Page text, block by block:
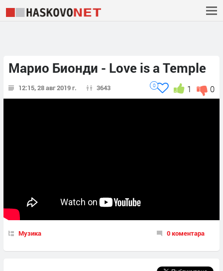
Марио Бионди - Love is a Temple
12:15, 28 авг 2019 г. 3643 0
1
0
Музика 0 коментара